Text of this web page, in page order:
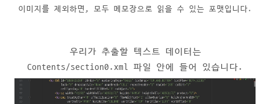
이미지를 제외하면, 모두 메모장으로 읽을 수 있는 포맷입니다.
우리가 추출할 텍스트 데이터는
Contents/section0.xml 파일 안에 들어 있습니다.